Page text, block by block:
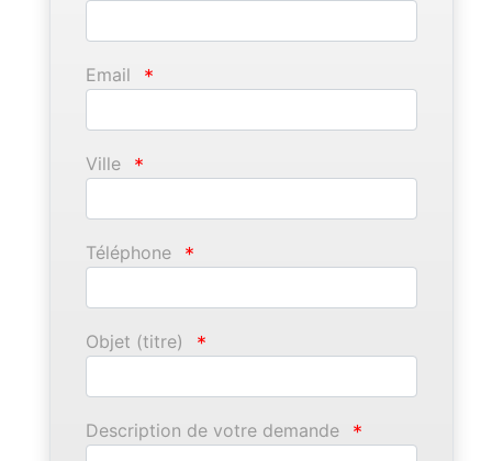
Email *
Ville *
Téléphone *
Objet (titre) *
Description de votre demande *